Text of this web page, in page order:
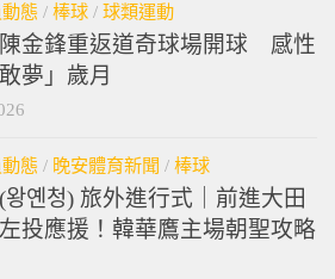
態 / 棒球 / 球類運動
金鋒重返道奇球場開球 感性
夢」歲月
態 / 晚安體育新聞 / 棒球
옌청) 旅外進行式｜前進大田
投應援！韓華鷹主場朝聖攻略